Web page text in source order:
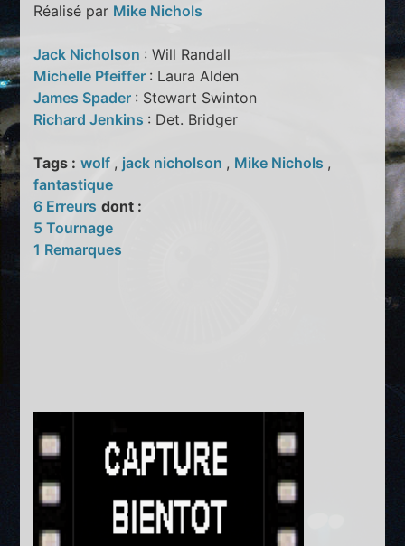
Réalisé par Mike Nichols
Jack Nicholson : Will Randall
Michelle Pfeiffer : Laura Alden
James Spader : Stewart Swinton
Richard Jenkins : Det. Bridger
Tags : wolf , jack nicholson , Mike Nichols ,
fantastique
6 Erreurs dont :
5 Tournage
1 Remarques